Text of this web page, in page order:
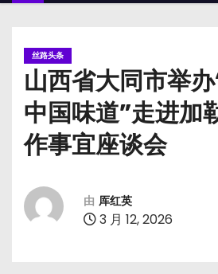
丝路头条
山西省大同市举
中国味道”走进加
作事宜座谈会
由 厍红英
3 月 12, 2026